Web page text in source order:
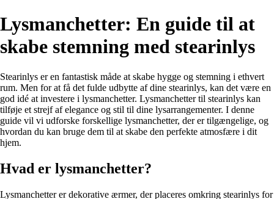
Lysmanchetter: En guide til at
skabe stemning med stearinlys
Stearinlys er en fantastisk måde at skabe hygge og stemning i ethvert
rum. Men for at få det fulde udbytte af dine stearinlys, kan det være en
god idé at investere i lysmanchetter. Lysmanchetter til stearinlys kan
tilføje et strejf af elegance og stil til dine lysarrangementer. I denne
guide vil vi udforske forskellige lysmanchetter, der er tilgængelige, og
hvordan du kan bruge dem til at skabe den perfekte atmosfære i dit
hjem.
Hvad er lysmanchetter?
Lysmanchetter er dekorative ærmer, der placeres omkring stearinlys for